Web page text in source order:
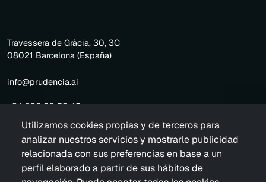
Travessera de Gràcia, 30, 3C
08021 Barcelona (España)
info@prudencia.ai
+34 932 20 53 45
Utilizamos cookies propias y de terceros para
analizar nuestros servicios y mostrarle publicidad
relacionada con sus preferencias en base a un
perfil elaborado a partir de sus hábitos de